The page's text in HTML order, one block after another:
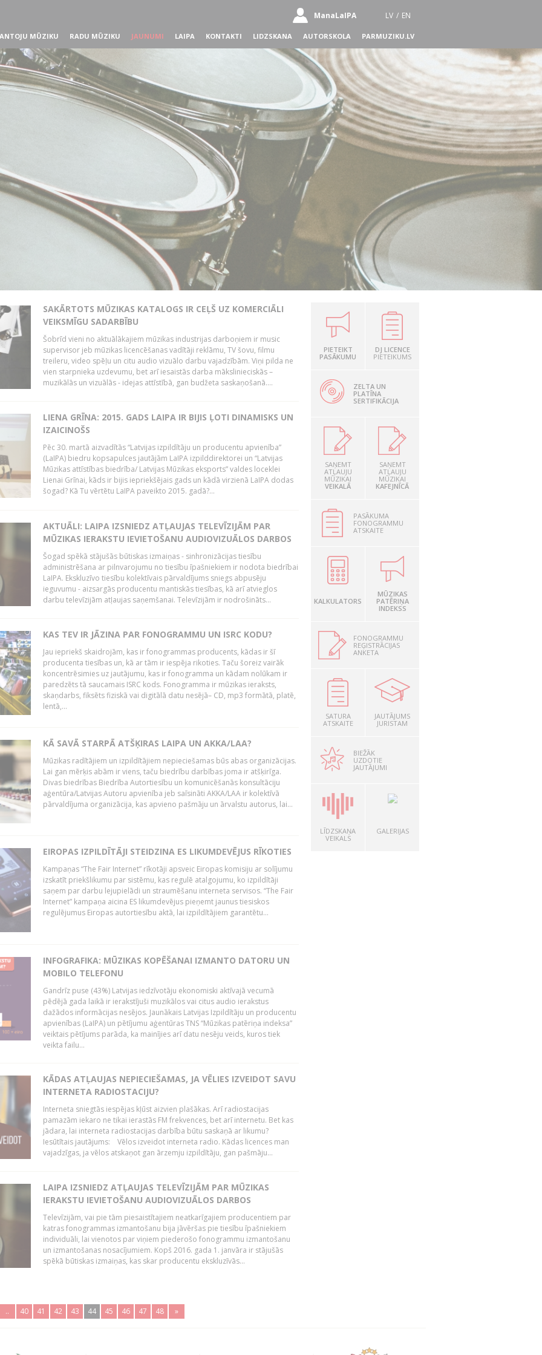
ManaLaIPA LV / EN
MŪZIKU RADU MŪZIKU JAUNUMI LAIPA KONTAKTI LIDZSKANA AUTORSKOLA PARMUZIKU.LV
SAKĀRTOTS MŪZIKAS KATALOGS IR CEĻŠ UZ KOMERCIĀLI
VEIKSMĪGU SADARBĪBU
Šobrīd vieni no aktuālākajiem mūzikas industrijas darboņiem ir music
supervisor jeb mūzikas licencēšanas vadītāji reklāmu, TV šovu, filmu
treileru, video spēļu un citu audio vizuālo darbu vajadzībām. Viņi pilda ne
vien starpnieka uzdevumu, bet arī iesaistās darba mākslinieciskās –
muzikālās un vizuālās - idejas attīstībā, gan budžeta saskaņošanā....
LIENA GRĪNA: 2015. GADS LAIPA IR BIJIS ĻOTI DINAMISKS UN
IZAICINOŠS
Pēc 30. martā aizvadītās “Latvijas izpildītāju un producentu apvienība”
(LaIPA) biedru kopsapulces jautājām LaIPA izpilddirektorei un “Latvijas
Mūzikas attīstības biedrība/ Latvijas Mūzikas eksports” valdes loceklei
Lienai Grīnai, kāds ir bijis iepriekšējais gads un kādā virzienā LaIPA dodas
šogad? Kā Tu vērtētu LaIPA paveikto 2015. gadā?...
AKTUĀLI: LAIPA IZSNIEDZ ATĻAUJAS TELEVĪZIJĀM PAR
MŪZIKAS IERAKSTU IEVIETOŠANU AUDIOVIZUĀLOS DARBOS
Šogad spēkā stājušās būtiskas izmaiņas - sinhronizācijas tiesību
administrēšana ar pilnvarojumu no tiesību īpašniekiem ir nodota biedrībai
LaIPA. Ekskluzīvo tiesību kolektīvais pārvaldījums sniegs abpusēju
ieguvumu - aizsargās producentu mantiskās tiesības, kā arī atvieglos
darbu televīzijām atļaujas saņemšanai. Televīzijām ir nodrošināts...
KAS TEV IR JĀZINA PAR FONOGRAMMU UN ISRC KODU?
Jau iepriekš skaidrojām, kas ir fonogrammas producents, kādas ir šī
producenta tiesības un, kā ar tām ir iespēja rikoties. Taču šoreiz vairāk
koncentrēsimies uz jautājumu, kas ir fonogramma un kādam nolūkam ir
paredzēts tā saucamais ISRC kods. Fonogramma ir mūzikas ieraksts,
skaņdarbs, fiksēts fiziskā vai digitālā datu nesējā– CD, mp3 formātā, platē,
lentā,...
KĀ SAVĀ STARPĀ ATŠĶIRAS LAIPA UN AKKA/LAA?
Mūzikas radītājiem un izpildītājiem nepieciešamas būs abas organizācijas.
Lai gan mērķis abām ir viens, taču biedrību darbības joma ir atšķirīga.
Divas biedrības Biedrība Autortiesību un komunicēšanās konsultāciju
aģentūra/Latvijas Autoru apvienība jeb saīsināti AKKA/LAA ir kolektīvā
pārvaldījuma organizācija, kas apvieno pašmāju un ārvalstu autorus, lai...
EIROPAS IZPILDĪTĀJI STEIDZINA ES LIKUMDEVĒJUS RĪKOTIES
Kampaņas “The Fair Internet” rīkotāji apsveic Eiropas komisiju ar solījumu
izskatīt priekšlikumu par sistēmu, kas regulē atalgojumu, ko izpildītāji
saņem par darbu lejupielādi un straumēšanu interneta servisos. “The Fair
Internet” kampaņa aicina ES likumdevējus pieņemt jaunus tiesiskos
regulējumus Eiropas autortiesību aktā, lai izpildītājiem garantētu...
INFOGRAFIKA: MŪZIKAS KOPĒŠANAI IZMANTO DATORU UN
MOBILO TELEFONU
Gandrīz puse (43%) Latvijas iedzīvotāju ekonomiski aktīvajā vecumā
pēdējā gada laikā ir ierakstījuši muzikālos vai citus audio ierakstus
dažādos informācijas nesējos. Jaunākais Latvijas Izpildītāju un producentu
apvienības (LaIPA) un pētījumu aģentūras TNS “Mūzikas patēriņa indeksa”
veiktais pētījums parāda, ka mainījies arī datu nesēju veids, kuros tiek
veikta failu...
KĀDAS ATĻAUJAS NEPIECIEŠAMAS, JA VĒLIES IZVEIDOT SAVU
INTERNETA RADIOSTACIJU?
Interneta sniegtās iespējas kļūst aizvien plašākas. Arī radiostacijas
pamazām iekaro ne tikai ierastās FM frekvences, bet arī internetu. Bet kas
jādara, lai interneta radiostacijas darbība būtu saskaņā ar likumu?
Iesūtītais jautājums: Vēlos izveidot interneta radio. Kādas licences man
vajadzīgas, ja vēlos atskaņot gan ārzemju izpildītāju, gan pašmāju...
LAIPA IZSNIEDZ ATĻAUJAS TELEVĪZIJĀM PAR MŪZIKAS
IERAKSTU IEVIETOŠANU AUDIOVIZUĀLOS DARBOS
Televīzijām, vai pie tām piesaistītajiem neatkarīgajiem producentiem par
katras fonogrammas izmantošanu bija jāvēršas pie tiesību īpašniekiem
individuāli, lai vienotos par viņiem piederošo fonogrammu izmantošanu
un izmantošanas nosacījumiem. Kopš 2016. gada 1. janvāra ir stājušās
spēkā būtiskas izmaiņas, kas skar producentu ekskluzīvās...
.. 40 41 42 43 44 45 46 47 48 »
PIETEIKT
PASĀKUMU
DJ LICENCE
PIETEIKUMS
ZELTA UN
PLATĪNA
SERTIFIKĀCIJA
SAŅEMT
ATĻAUJU
MŪZIKAI
VEIKALĀ
SAŅEMT
ATĻAUJU
MŪZIKAI
KAFEJNĪCĀ
PASĀKUMA
FONOGRAMMU
ATSKAITE
KALKULATORS
MŪZIKAS
PATĒRIŅA
INDEKSS
FONOGRAMMU
REĢISTRĀCIJAS
ANKETA
SATURA
ATSKAITE
JAUTĀJUMS
JURISTAM
BIEŽĀK
UZDOTIE
JAUTĀJUMI
LĪDZSKAŅA
VEIKALS
GALERIJAS